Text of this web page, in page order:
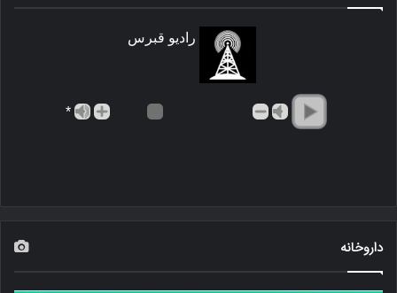
رادیو قبرس
*
داروخانه